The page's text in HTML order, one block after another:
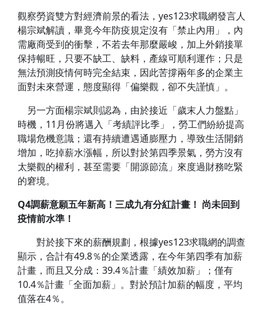
觀察勞資雙方對經濟前景的看法，yes123求職網發言人
楊宗斌解讀，畢竟今年防疫規定沒有「禁止內用」，內
需廠商受到的衝擊，不若去年那麼嚴峻，加上外銷接單
保持暢旺，只要不缺工、缺料，產線可順利運作；只是
無法預測疫情何時完全結束，因此苦撐兩年多的企業主
面對未來營運，態度顯得「偏樂觀，卻不失謹慎」。
另一方面楊宗斌則認為，由於接近「歲末人力盤點」
時機，11月份將邁入「考績評比季」，勞工們紛紛提高
職場危機意識；還有持續遭遇通膨壓力，導致生活開銷
增加，吃掉薪水漲幅，所以對於第四季景氣，勞方沒有
太樂觀的權利，甚至需要「開源節流」來度過財務吃緊
的窘境。
Q4調薪意願五年新高！三成九有分紅計畫！ 尚未回到
疫情前水準！
對於接下來的薪酬規劃，根據yes123求職網的調查
顯示，合計有49.8％的企業透露，在今年第四季有加薪
計畫，而且又分成：39.4％計畫「績效加薪」；僅有
10.4％計畫「全面加薪」。對於預計加薪的幅度，平均
值落在4％。